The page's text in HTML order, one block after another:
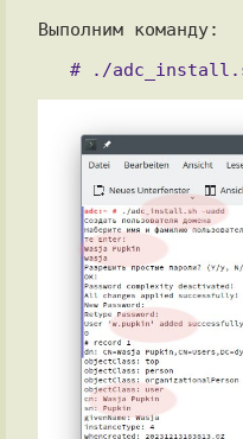
Выполним команду: